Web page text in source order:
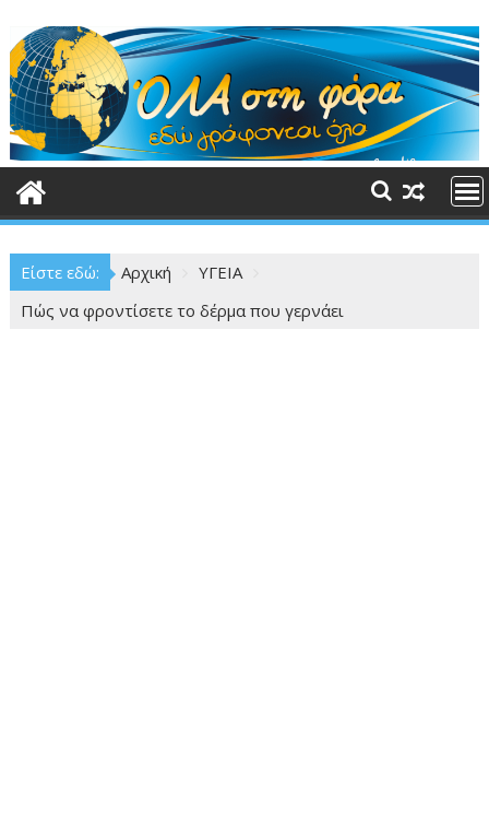
στο
περιεχόμενο
Είστε εδώ: Αρχική
ΥΓΕΙΑ
Πώς να φροντίσετε το δέρμα που γερνάει